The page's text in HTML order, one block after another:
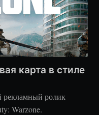
карта в стиле
рекламный ролик
Warzone.